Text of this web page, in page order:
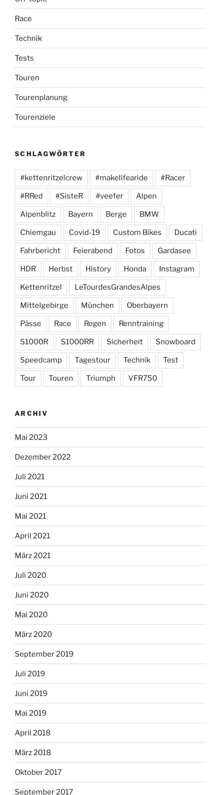
Race
Technik
Tests
Touren
Tourenplanung
Tourenziele
SCHLAGWÖRTER
#kettenritzelcrew #makelifearide #Racer
#RRed #SisteR #veefer Alpen
Alpenblitz Bayern Berge BMW
Chiemgau Covid-19 Custom Bikes Ducati
Fahrbericht Feierabend Fotos Gardasee
HDR Herbst History Honda Instagram
Kettenritzel LeTourdesGrandesAlpes
Mittelgebirge München Oberbayern
Pässe Race Regen Renntraining
S1000R S1000RR Sicherheit Snowboard
Speedcamp Tagestour Technik Test
Tour Touren Triumph VFR750
ARCHIV
Mai 2023
Dezember 2022
Juli 2021
Juni 2021
Mai 2021
April 2021
März 2021
Juli 2020
Juni 2020
Mai 2020
März 2020
September 2019
Juli 2019
Juni 2019
Mai 2019
April 2018
März 2018
Oktober 2017
September 2017